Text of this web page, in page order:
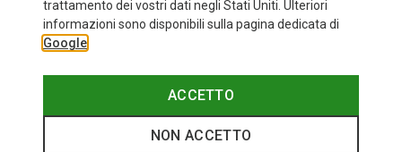
+10
fino a 34%
trattamento dei vostri dati negli Stati Uniti. Ulteriori
informazioni sono disponibili sulla pagina dedicata di
Google
ACCETTO
NON ACCETTO